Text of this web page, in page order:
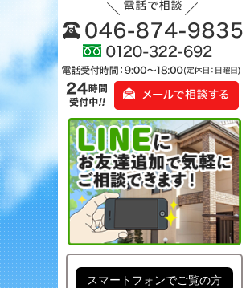
スマートフォンでご覧の方